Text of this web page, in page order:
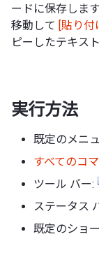
ードに保存しま
移動して [貼り付
ピーしたテキス
実行方法
既定のメニ
すべてのコ
ツール バー:
ステータス
既定のショ